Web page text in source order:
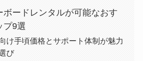
ボードレンタルが可能なおす
プ9選
け手頃価格とサポート体制が魅力
び